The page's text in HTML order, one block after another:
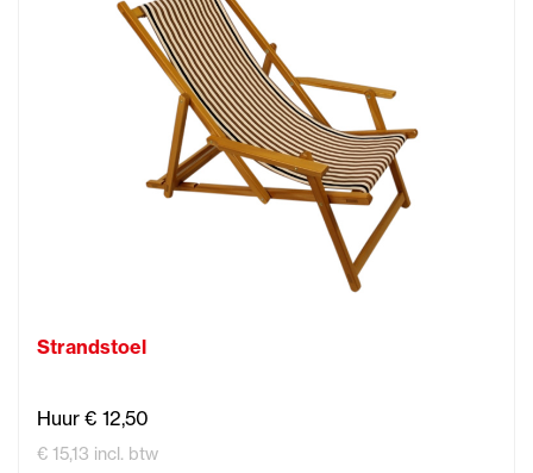
Strandstoel
Huur € 12,50
€ 15,13 incl. btw